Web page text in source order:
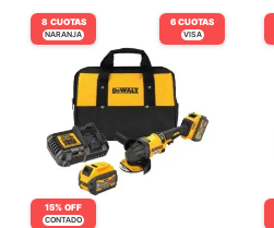
6 CUOTAS
VISA
8 CUOTAS
NARANJA
15% OFF
CONTADO